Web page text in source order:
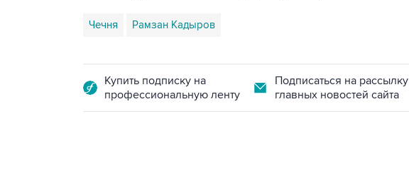
Чечня Рамзан Кадыров
Купить подписку на
профессиональную ленту
Подписаться на рассылку
главных новостей сайта